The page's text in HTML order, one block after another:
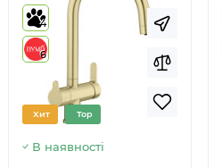
4
6
Хит Top
В наявності